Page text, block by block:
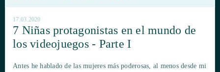
17.03.2020
7 Niñas protagonistas en el mundo de
los videojuegos - Parte I
Antes he hablado de las mujeres más poderosas, al menos desde mi